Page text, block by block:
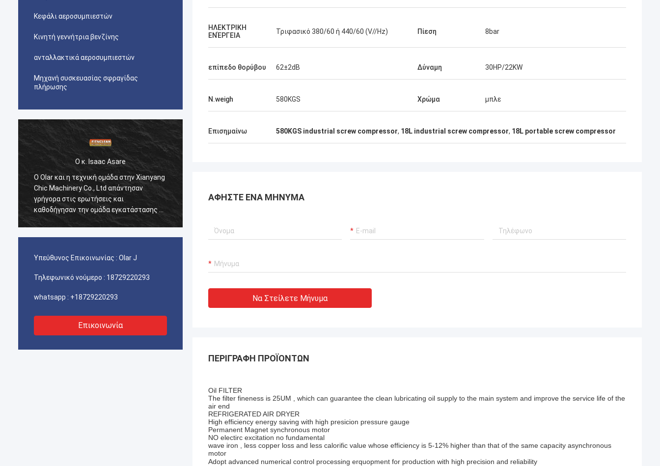
Κεφάλι αεροσυμπιεστών
Κινητή γεννήτρια βενζίνης
ανταλλακτικά αεροσυμπιεστών
Μηχανή συσκευασίας σφραγίδας
πλήρωσης
Ο κ. Isaac Asare
Ο Olar και η τεχνική ομάδα στην Xianyang
Chic Machinery Co., Ltd απάντησαν
γρήγορα στις ερωτήσεις και
καθοδήγησαν την ομάδα εγκατάστασης σε
όλη τη διαδικασία. Στο τέλος, το
Ο Olar και η τεχνική ομάδα στην Xianyang
γρήγορα στις ερωτήσεις και
όλη τη διαδικασία. Στο τέλος, το
μηχάνημα λειτουργεί κανονικά και
είμαστε ευχαριστημένοι με αυτήν την
Υπεύθυνος Επικοινωνίας : Olar J
Τηλεφωνικό νούμερο : 18729220293
whatsapp : +18729220293
Επικοινωνία
ΗΛΕΚΤΡΙΚΗ
ΕΝΈΡΓΕΙΑ
Τριφασικό 380/60 ή 440/60 (V//Hz) Πίεση 8bar
επίπεδο θορύβου 62±2dB Δύναμη 30HP/22KW
N.weigh 580KGS Χρώμα μπλε
Επισημαίνω 580KGS industrial screw compressor, 18L industrial screw compressor, 18L portable screw compressor
ΑΦΉΣΤΕ ΈΝΑ ΜΉΝΥΜΑ
Να Στείλετε Μήνυμα
ΠΕΡΙΓΡΑΦΉ ΠΡΟΪΌΝΤΩΝ
Oil FILTER
The filter fineness is 25UM , which can guarantee the clean lubricating oil supply to the main system and improve the service life of the
air end
REFRIGERATED AIR DRYER
High efficiency energy saving with high presicion pressure gauge
Permanent Magnet synchronous motor
NO electirc excitation no fundamental
wave iron , less copper loss and less calorific value whose efficiency is 5-12% higher than that of the same capacity asynchronous
motor
Adopt advanced numerical control processing erquopment for production with high precision and reliability